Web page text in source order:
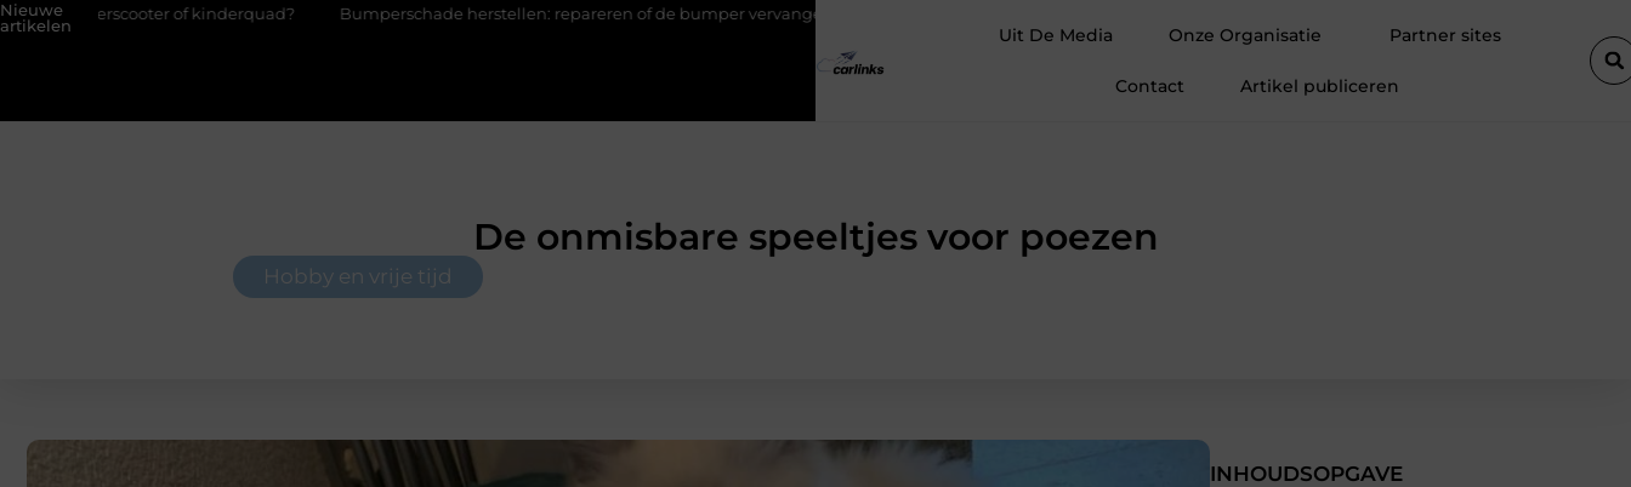
Nieuwe
artikelen
kinderquad? Bumperschade herstellen: repareren of de bumper vervangen? Transportbedrijf in Antwerpen als basis voor tevreden klanten
Uit De Media Onze Organisatie Partner sites
Contact Artikel publiceren
De onmisbare speeltjes voor poezen
Hobby en vrije tijd
INHOUDSOPGAVE